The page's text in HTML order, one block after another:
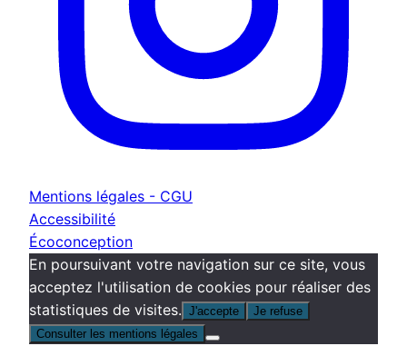
Mentions légales - CGU
Accessibilité
Écoconception
En poursuivant votre navigation sur ce site, vous
acceptez l'utilisation de cookies pour réaliser des
statistiques de visites. J'accepte
Je refuse
Consulter les mentions légales